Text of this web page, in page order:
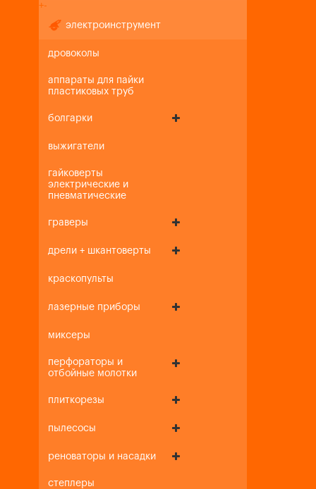
+-
электроинструмент
дровоколы
аппараты для пайки
пластиковых труб
болгарки
выжигатели
гайковерты
электрические и
пневматические
граверы
дрели + шкантоверты
краскопульты
лазерные приборы
миксеры
перфораторы и
отбойные молотки
плиткорезы
пылесосы
реноваторы и насадки
степлеры